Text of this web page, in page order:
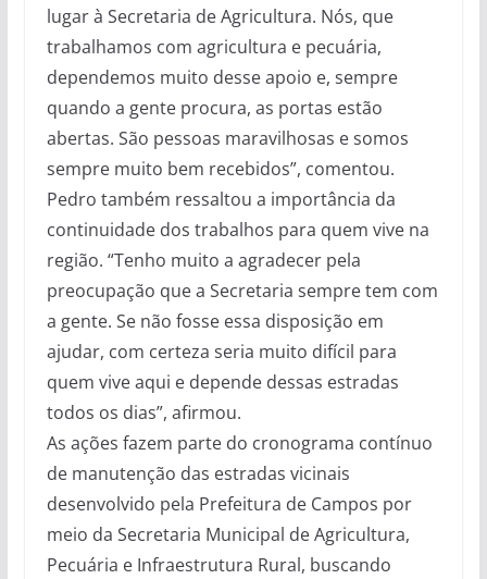
lugar à Secretaria de Agricultura. Nós, que
trabalhamos com agricultura e pecuária,
dependemos muito desse apoio e, sempre
quando a gente procura, as portas estão
abertas. São pessoas maravilhosas e somos
sempre muito bem recebidos”, comentou.
Pedro também ressaltou a importância da
continuidade dos trabalhos para quem vive na
região. “Tenho muito a agradecer pela
preocupação que a Secretaria sempre tem com
a gente. Se não fosse essa disposição em
ajudar, com certeza seria muito difícil para
quem vive aqui e depende dessas estradas
todos os dias”, afirmou.
As ações fazem parte do cronograma contínuo
de manutenção das estradas vicinais
desenvolvido pela Prefeitura de Campos por
meio da Secretaria Municipal de Agricultura,
Pecuária e Infraestrutura Rural, buscando